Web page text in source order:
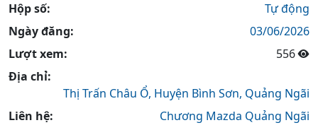
Hộp số:
Tự động
Ngày đăng:
03/06/2026
Lượt xem:
556
Địa chỉ:
Thị Trấn Châu Ổ, Huyện Bình Sơn, Quảng Ngãi
Liên hệ:
Chương Mazda Quảng Ngãi